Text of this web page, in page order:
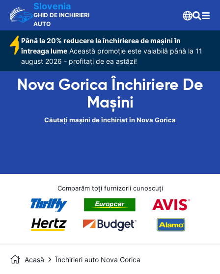
Slovenia
GHID DE INCHIRIERI
AUTO
Până la 20% reducere la închirierea de mașini în
întreaga lume Această promoție este valabilă până la 11
august 2026 - profitați de ea astăzi!
Nova Gorica Închiriere De
Maşini
Căutați mașini de închiriat în Nova Gorica
Comparăm toți furnizorii cunoscuți
Acasă Închirieri auto Nova Gorica